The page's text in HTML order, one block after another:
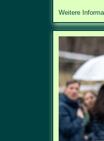
Weitere